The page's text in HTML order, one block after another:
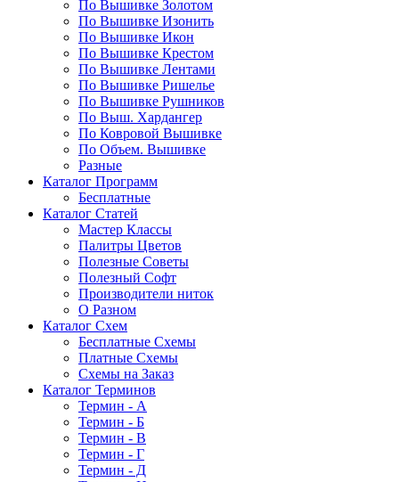
По Вышивке Золотом
По Вышивке Изонить
По Вышивке Икон
По Вышивке Крестом
По Вышивке Лентами
По Вышивке Ришелье
По Вышивке Рушников
По Выш. Хардангер
По Ковровой Вышивке
По Объем. Вышивке
Разные
Каталог Программ
Бесплатные
Каталог Статей
Мастер Классы
Палитры Цветов
Полезные Советы
Полезный Софт
Производители ниток
О Разном
Каталог Схем
Бесплатные Схемы
Платные Схемы
Схемы на Заказ
Каталог Терминов
Термин - А
Термин - Б
Термин - В
Термин - Г
Термин - Д